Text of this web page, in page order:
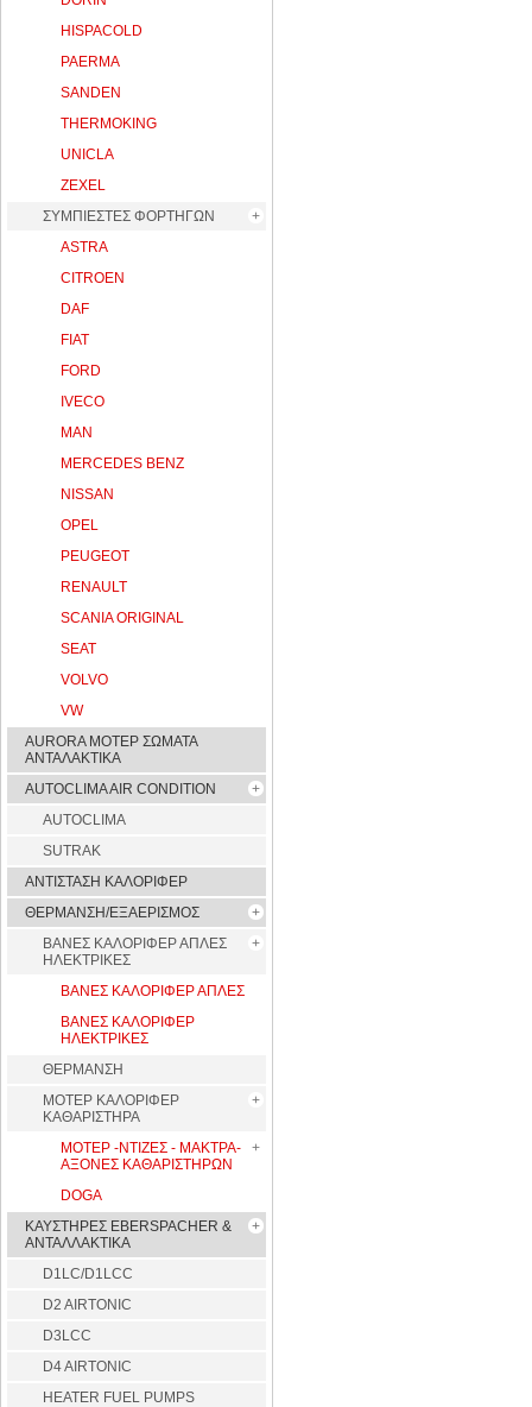
HISPACOLD
PAERMA
SANDEN
THERMOKING
UNICLA
ZEXEL
ΣΥΜΠΙΕΣΤΕΣ ΦΟΡΤΗΓΩΝ
ASTRA
CITROEN
DAF
FIAT
FORD
IVECO
MAN
MERCEDES BENZ
NISSAN
OPEL
PEUGEOT
RENAULT
SCANIA ORIGINAL
SEAT
VOLVO
VW
AURORA ΜΟΤΕΡ ΣΩΜΑΤΑ
ΑΝΤΑΛΑΚΤΙΚΑ
AUTOCLIMA AIR CONDITION
AUTOCLIMA
SUTRAK
ΑΝΤΙΣΤΑΣΗ ΚΑΛΟΡΙΦΕΡ
ΘΕΡΜΑΝΣΗ/ΕΞΑΕΡΙΣΜΟΣ
ΒΑΝΕΣ ΚΑΛΟΡΙΦΕΡ ΑΠΛΕΣ
ΗΛΕΚΤΡΙΚΕΣ
ΒΑΝΕΣ ΚΑΛΟΡΙΦΕΡ ΑΠΛΕΣ
ΒΑΝΕΣ ΚΑΛΟΡΙΦΕΡ
ΗΛΕΚΤΡΙΚΕΣ
ΘΕΡΜΑΝΣΗ
ΜΟΤΕΡ ΚΑΛΟΡΙΦΕΡ
ΚΑΘΑΡΙΣΤΗΡΑ
ΜΟΤΕΡ -ΝΤΙΖΕΣ - ΜΑΚΤΡΑ-
ΑΞΟΝΕΣ ΚΑΘΑΡΙΣΤΗΡΩΝ
DOGA
ΚΑΥΣΤΗΡΕΣ EBERSPACHER &
ΑΝΤΑΛΛΑΚΤΙΚΑ
D1LC/D1LCC
D2 AIRTONIC
D3LCC
D4 AIRTONIC
HEATER FUEL PUMPS